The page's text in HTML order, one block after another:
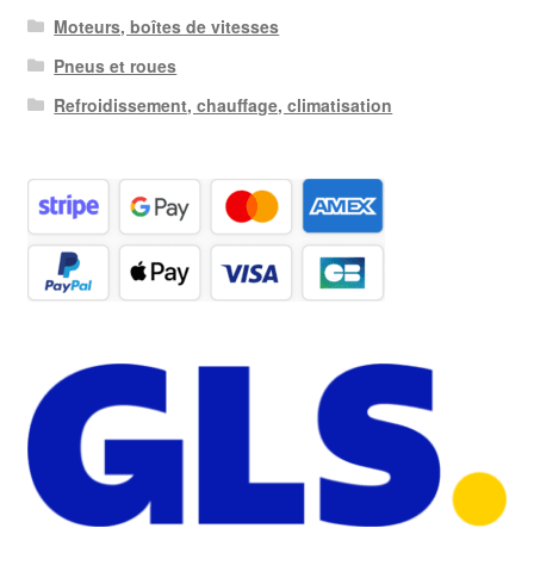
Moteurs, boîtes de vitesses
Pneus et roues
Refroidissement, chauffage, climatisation